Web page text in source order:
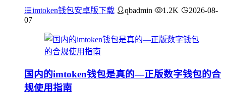
imtoken钱包安卓版下载 qbadmin 1.2K
2026-08-
07
国内的imtoken钱包是真的—正版数字钱包的合
规使用指南